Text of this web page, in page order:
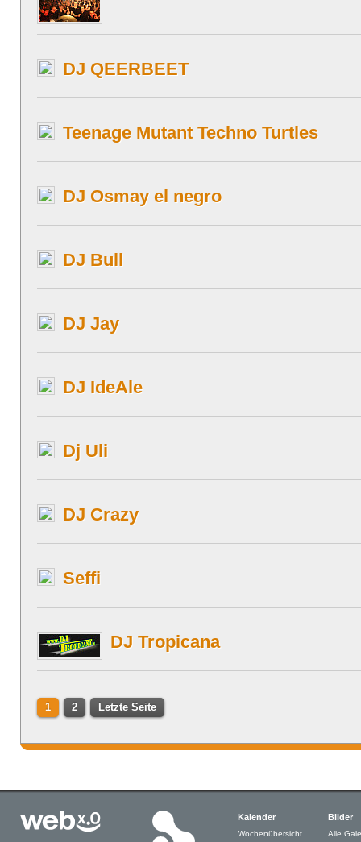
DJ QEERBEET
Teenage Mutant Techno Turtles
DJ Osmay el negro
DJ Bull
DJ Jay
DJ IdeAle
Dj Uli
DJ Crazy
Seffi
DJ Tropicana
1 2 Letzte Seite
Kalender
Wochenübersicht
Bilder
Alle